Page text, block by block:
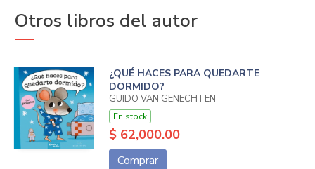
Otros libros del autor
¿QUÉ HACES PARA QUEDARTE
DORMIDO?
GUIDO VAN GENECHTEN
En stock
$ 62,000.00
Comprar